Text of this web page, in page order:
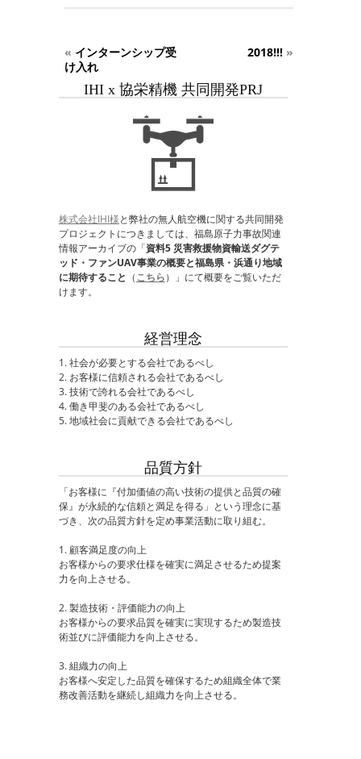
« インターンシップ受
け入れ
2018!!! »
IHI x 協栄精機 共同開発PRJ
株式会社IHI様と弊社の無人航空機に関する共同開発
プロジェクトにつきましては、福島原子力事故関連
情報アーカイブの「資料5 災害救援物資輸送ダグテ
ッド・ファンUAV事業の概要と福島県・浜通り地域
に期待すること （こちら）」にて概要をご覧いただ
けます。
経営理念
1. 社会が必要とする会社であるべし
2. お客様に信頼される会社であるべし
3. 技術で誇れる会社であるべし
4. 働き甲斐のある会社であるべし
5. 地域社会に貢献できる会社であるべし
品質方針
「お客様に『付加価値の高い技術の提供と品質の確
保』が永続的な信頼と満足を得る」という理念に基
づき、次の品質方針を定め事業活動に取り組む。
1. 顧客満足度の向上
お客様からの要求仕様を確実に満足させるため提案
力を向上させる。
2. 製造技術・評価能力の向上
お客様からの要求品質を確実に実現するため製造技
術並びに評価能力を向上させる。
3. 組織力の向上
お客様へ安定した品質を確保するため組織全体で業
務改善活動を継続し組織力を向上させる。